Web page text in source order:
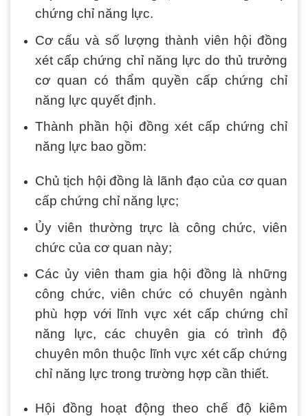
chứng chỉ năng lực.
Cơ cấu và số lượng thành viên hội đồng
xét cấp chứng chỉ năng lực do thủ trưởng
cơ quan có thẩm quyền cấp chứng chỉ
năng lực quyết định.
Thành phần hội đồng xét cấp chứng chỉ
năng lực bao gồm:
Chủ tịch hội đồng là lãnh đạo của cơ quan
cấp chứng chỉ năng lực;
Ủy viên thường trực là công chức, viên
chức của cơ quan này;
Các ủy viên tham gia hội đồng là những
công chức, viên chức có chuyên ngành
phù hợp với lĩnh vực xét cấp chứng chỉ
năng lực, các chuyên gia có trình độ
chuyên môn thuộc lĩnh vực xét cấp chứng
chỉ năng lực trong trường hợp cần thiết.
Hội đồng hoạt động theo chế độ kiêm